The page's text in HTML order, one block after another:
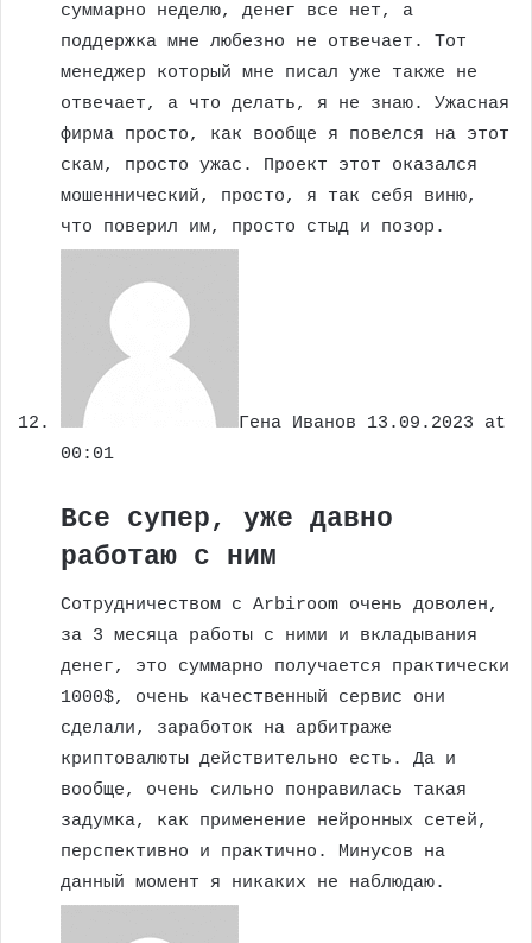
суммарно неделю, денег все нет, а
поддержка мне любезно не отвечает. Тот
менеджер который мне писал уже также не
отвечает, а что делать, я не знаю. Ужасная
фирма просто, как вообще я повелся на этот
скам, просто ужас. Проект этот оказался
мошеннический, просто, я так себя виню,
что поверил им, просто стыд и позор.
Гена Иванов 13.09.2023 at
00:01
Все супер, уже давно
работаю с ним
Сотрудничеством с Arbiroom очень доволен,
за 3 месяца работы с ними и вкладывания
денег, это суммарно получается практически
1000$, очень качественный сервис они
сделали, заработок на арбитраже
криптовалюты действительно есть. Да и
вообще, очень сильно понравилась такая
задумка, как применение нейронных сетей,
перспективно и практично. Минусов на
данный момент я никаких не наблюдаю.